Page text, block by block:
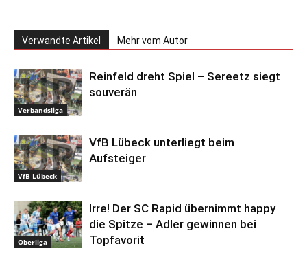
Verwandte Artikel Mehr vom Autor
Verbandsliga
Reinfeld dreht Spiel – Sereetz siegt
souverän
VfB Lübeck
VfB Lübeck unterliegt beim
Aufsteiger
Oberliga
Irre! Der SC Rapid übernimmt happy
die Spitze – Adler gewinnen bei
Topfavorit